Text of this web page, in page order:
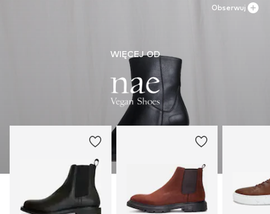
WIĘCEJ OD
Obserwuj